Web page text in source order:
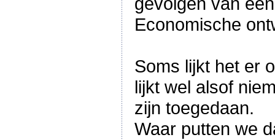
Economische
Soms lijkt het er
lijkt wel alsof
zijn toegedaan.
Waar putten we